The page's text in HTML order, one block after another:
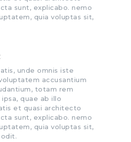
sunt, explicabo. nemo
quia voluptas sit,
unde omnis iste
accusantium
totam rem
quae ab illo
et quasi architecto
sunt, explicabo. nemo
quia voluptas sit,